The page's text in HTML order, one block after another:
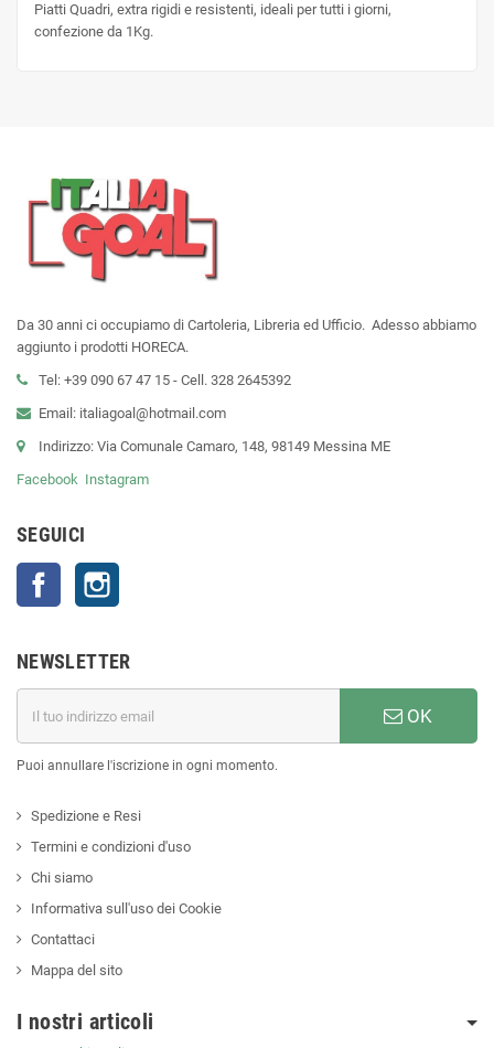
Piatti Quadri, extra rigidi e resistenti, ideali per tutti i giorni,
confezione da 1Kg.
Da 30 anni ci occupiamo di Cartoleria, Libreria ed Ufficio. Adesso abbiamo
aggiunto i prodotti HORECA.
Tel: +39 090 67 47 15 - Cell. 328 2645392
Email: italiagoal@hotmail.com
Indirizzo: Via Comunale Camaro, 148, 98149 Messina ME
Facebook Instagram
SEGUICI
Facebook
NEWSLETTER
OK
Puoi annullare l'iscrizione in ogni momento.
Spedizione e Resi
Termini e condizioni d'uso
Chi siamo
Informativa sull'uso dei Cookie
Contattaci
Mappa del sito
I nostri articoli